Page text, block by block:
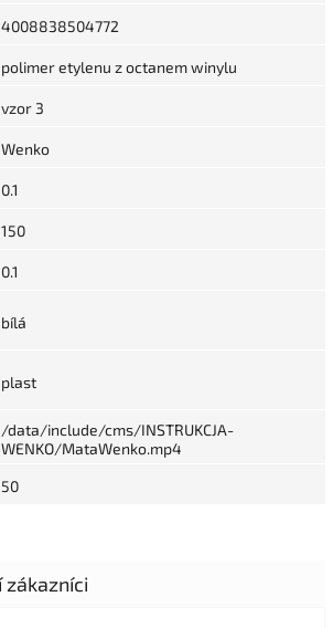
4008838504772
polimer etylenu z octanem winylu
vzor 3
Wenko
0.1
150
0.1
bílá
plast
/data/include/cms/INSTRUKCJA-
WENKO/MataWenko.mp4
50